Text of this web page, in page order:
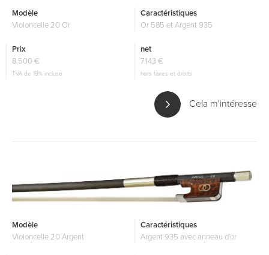
Modèle
Violoncelle 20 Or
Caractéristiques
Or 585 et Argent 935
Prix
8.500 €
TVA de 19% incluse
net
7.143 €
hors taxes et droits
Cela m'intéresse
Modèle
Violoncelle 20 Argent
Caractéristiques
Argent 935 avec anneau d'or